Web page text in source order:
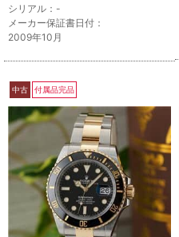
シリアル：-
メーカー保証書日付：
2009年10月
中古 付属品完品